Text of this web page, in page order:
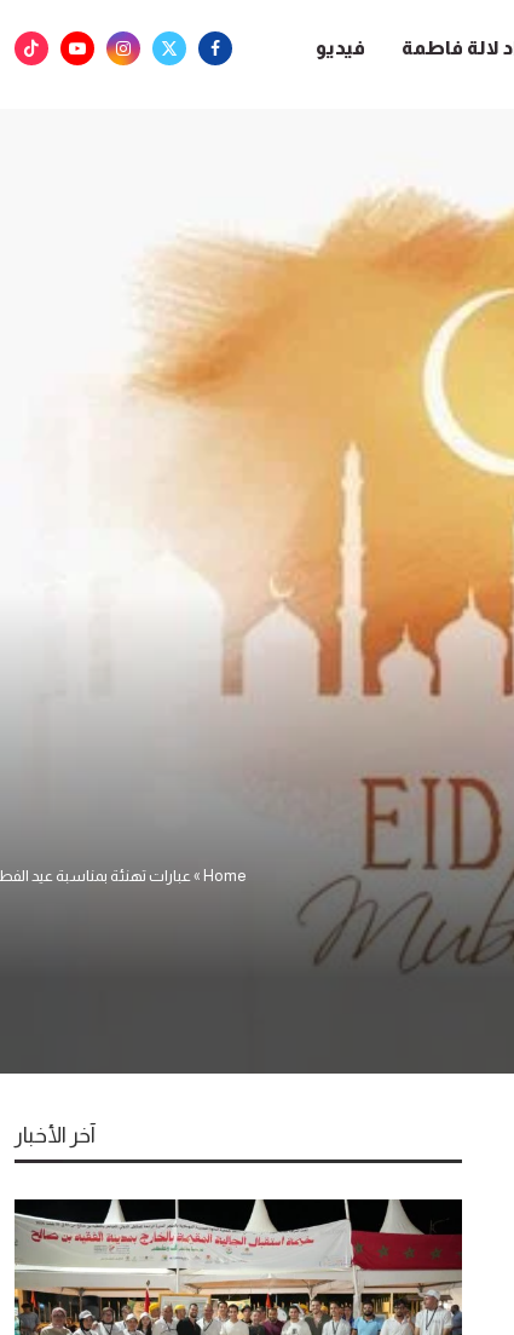
لالة فاطمة فيديو
Home
»عبارات تهنئة بمناسبة عيد
آخر الأخبار